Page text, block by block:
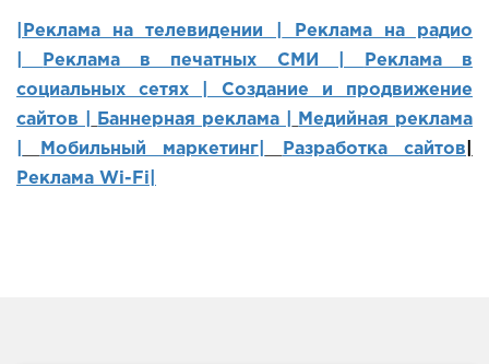
|Реклама на телевидении |
Реклама на радио
Реклама в печатных СМИ |
Реклама в
социальных сетях | Создание и продвижение
сайтов
Баннерная реклама |
Медийная реклама
Мобильный маркетинг Разработка сайтов
Реклама Wi-Fi|